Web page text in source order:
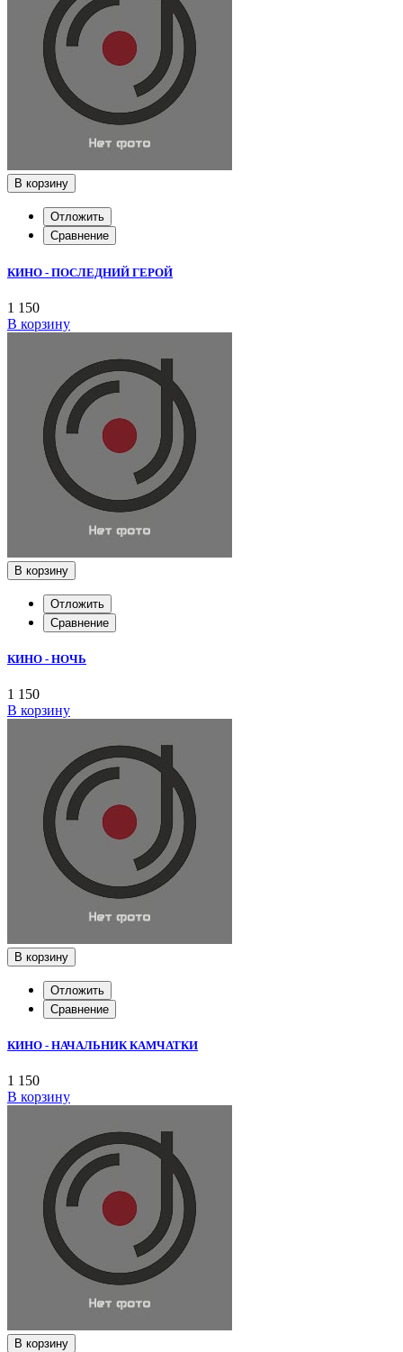
В корзину
Отложить
Сравнение
КИНО - ПОСЛЕДНИЙ ГЕРОЙ
1 150
В корзину
В корзину
Отложить
Сравнение
КИНО - НОЧЬ
1 150
В корзину
В корзину
Отложить
Сравнение
КИНО - НАЧАЛЬНИК КАМЧАТКИ
1 150
В корзину
В корзину